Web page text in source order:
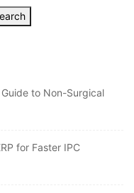
to Non-Surgical
for Faster IPC